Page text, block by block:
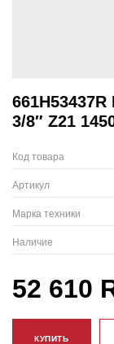
3/8″ Z21
Код товара
Артикул
Марка техники
Наличие
52 610
КУПИТЬ